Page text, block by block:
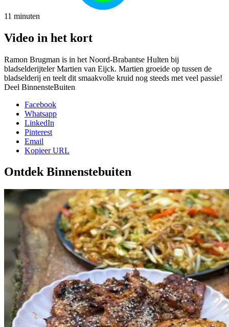
11 minuten
Video in het kort
Ramon Brugman is in het Noord-Brabantse Hulten bij
bladselderijteler Martien van Eijck. Martien groeide op tussen de
bladselderij en teelt dit smaakvolle kruid nog steeds met veel passie!
Deel BinnensteBuiten
Facebook
Whatsapp
LinkedIn
Pinterest
Email
Kopieer URL
Ontdek Binnenstebuiten